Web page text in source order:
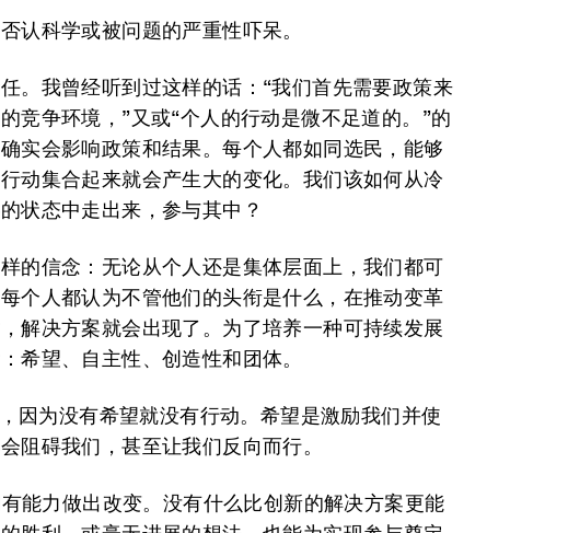
认科学或被问题的严重性吓呆。
。我曾经听到过这样的话：“我们首先需要政策来
竞争环境，”又或“个人的行动是微不足道的。”的
实会影响政策和结果。每个人都如同选民，能够
动集合起来就会产生大的变化。我们该如何从冷
状态中走出来，参与其中？
的信念：无论从个人还是集体层面上，我们都可
个人都认为不管他们的头衔是什么，在推动变革
解决方案就会出现了。为了培养一种可持续发展
希望、自主性、创造性和团体。
因为没有希望就没有行动。希望是激励我们并使
阻碍我们，甚至让我们反向而行。
能力做出改变。没有什么比创新的解决方案更能